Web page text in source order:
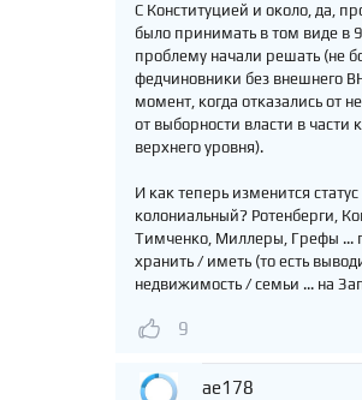
С Конституцией и около, да,
было принимать в том виде в
проблему начали решать (не
федчиновники без внешнего
момент, когда отказались от
от выборности власти в части
верхнего уровня).
И как теперь изменится статус
колониальный? Ротенберги,
Тимченко, Миллеры, Грефы ...
хранить / иметь (то есть
недвижимость / семьи ... на
9
ae178